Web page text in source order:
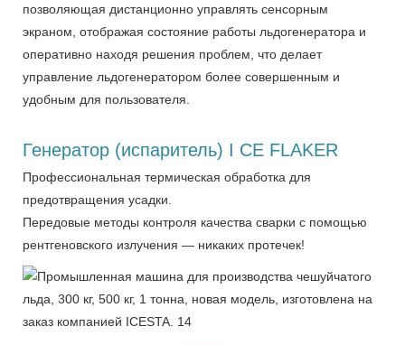
позволяющая дистанционно управлять сенсорным
экраном, отображая состояние работы льдогенератора и
оперативно находя решения проблем, что делает
управление льдогенератором более совершенным и
удобным для пользователя.
Генератор (испаритель) I CE FLAKER
Профессиональная термическая обработка для
предотвращения усадки.
Передовые методы контроля качества сварки с помощью
рентгеновского излучения — никаких протечек!